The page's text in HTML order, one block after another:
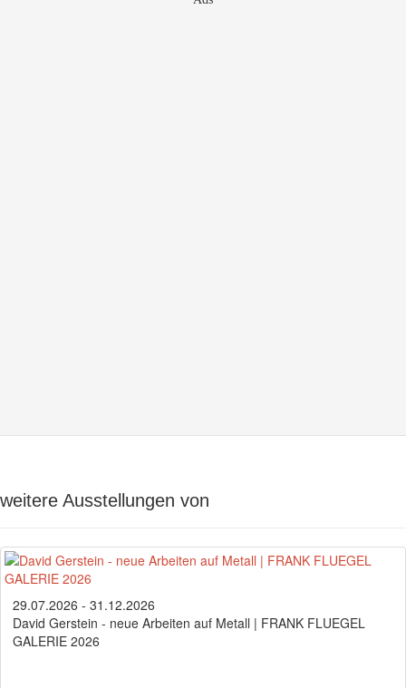
weitere Ausstellungen von
29.07.2026 - 31.12.2026
David Gerstein - neue Arbeiten auf Metall | FRANK FLUEGEL
GALERIE 2026